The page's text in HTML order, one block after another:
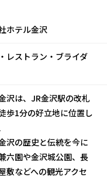
ホテル金沢
レストラン・ブライダ
沢は、JR金沢駅の改札
歩1分の好立地に位置し
沢の歴史と伝統を今に
六園や金沢城公園、長
敷などへの観光アクセ